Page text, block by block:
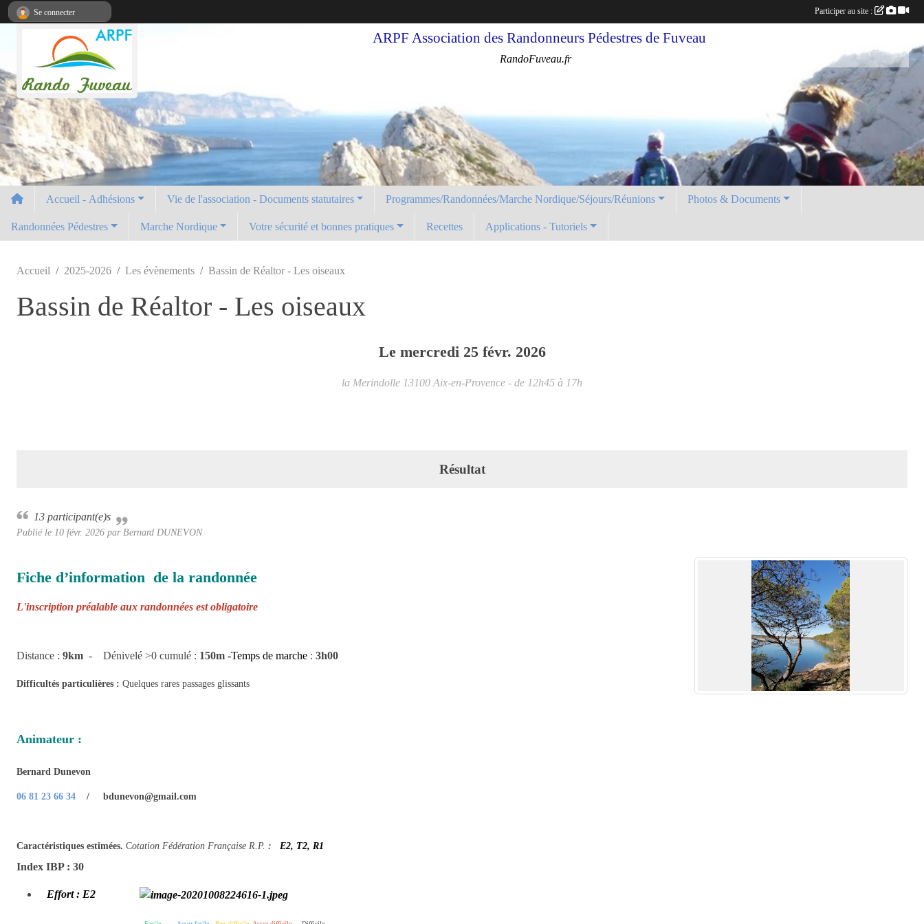
ARPF Association des Randonneurs Pédestres de Fuveau
RandoFuveau.fr
Accueil - Adhésions Vie de l'association - Documents statutaires Programmes/Randonnées/Marche Nordique/Séjours/Réunions Photos & Documents
Randonnées Pédestres Marche Nordique Votre sécurité et bonnes pratiques Recettes Applications - Tutoriels
Accueil 2025-2026 Les évènements Bassin de Réaltor - Les oiseaux
Bassin de Réaltor - Les oiseaux
Le mercredi 25 févr. 2026
la Merindolle 13100 Aix-en-Provence - de 12h45 à 17h
Résultat
13 participant(e)s
Publié le 10 févr. 2026 par Bernard DUNEVON
Fiche d’information de la randonnée
L'inscription préalable aux randonnées est obligatoire
Distance : 9km - Dénivelé >0 cumulé : 150m -Temps de marche : 3h00
Difficultés particulières : Quelques rares passages glissants
Animateur :
Bernard Dunevon
06 81 23 66 34 / bdunevon@gmail.com
Caractéristiques estimées. Cotation Fédération Française R.P. : E2, T2, R1
Index IBP : 30
Effort : E2
Se connecter Participer au site :
Panneau de gestion des cookies